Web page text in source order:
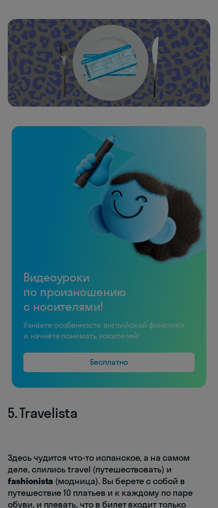
Видеоуроки
по произношению
с носителями!
Узнаете особенности английской фонетики
и начнёте понимать носителей!
Бесплатно
5. Travelista
Здесь чудится что-то испанское, а на самом
деле, слились travel (путешествовать) и
fashionista (модница). Вы берете с собой в
путешествие 10 платьев и к каждому по паре
обуви, и плевать, что в билет входит только